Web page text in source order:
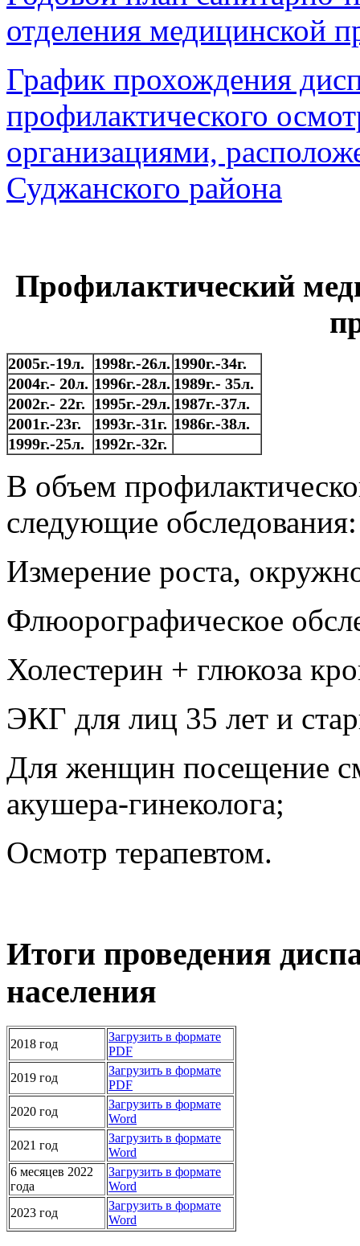
отделения медицинской
График прохождения
профилактического
организациями,
Суджанского района
Профилактический
2005г.-19л. 1998г.-26л. 1990г.-34г.
2004г.- 20л. 1996г.-28л. 1989г.- 35л.
2002г.- 22г. 1995г.-29л. 1987г.-37л.
2001г.-23г.
1993г.-31г. 1986г.-38л.
1999г.-25л.
1992г.-32г.
В объем
следующие обследования:
Измерение роста,
Флюорографическое
Холестерин + глюкоза
ЭКГ для лиц 35 лет и
Для женщин посещение
акушера-гинеколога;
Осмотр терапевтом.
Итоги проведения
населения
2018 год
Загрузить в формате
PDF
2019 год
Загрузить в формате
PDF
2020 год
Загрузить в формате
Word
2021 год
Загрузить в формате
Word
6 месяцев 2022
года
Загрузить в формате
Word
2023 год
Загрузить в формате
Word